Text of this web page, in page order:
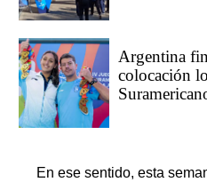
Argentina
colocación
En ese sentido, esta